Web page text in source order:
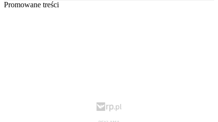
Promowane treści